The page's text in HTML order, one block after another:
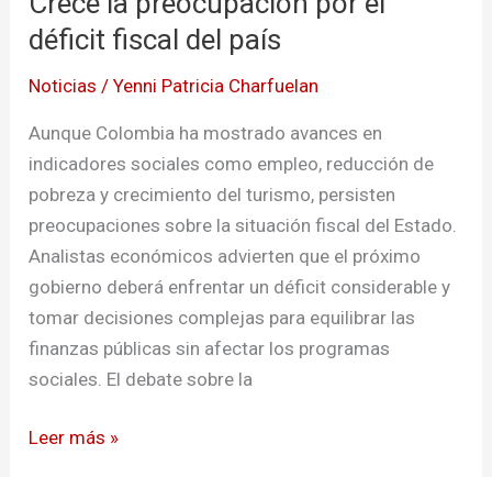
déficit fiscal del país
Noticias /Yenni Patricia Charfuelan
Aunque Colombia ha mostrado avances en
indicadores sociales como empleo, reducción de
pobreza y crecimiento del turismo, persisten
preocupaciones sobre la situación fiscal del Estado.
Analistas económicos advierten que el próximo
gobierno deberá enfrentar un déficit considerable y
tomar decisiones complejas para equilibrar las
finanzas públicas sin afectar los programas
sociales. El debate sobre la
del
país
Leer más »